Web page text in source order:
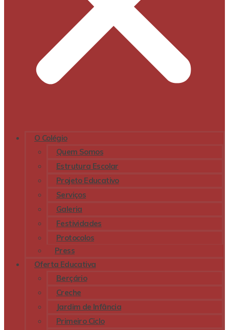
O Colégio
Quem Somos
Estrutura Escolar
Projeto Educativo
Serviços
Galeria
Festividades
Protocolos
Press
Oferta Educativa
Berçário
Creche
Jardim de Infância
Primeiro Ciclo